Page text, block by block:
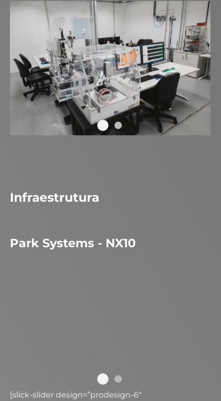
Infraestrutura
Park Systems - NX10
[slick-slider design=”prodesign-6″